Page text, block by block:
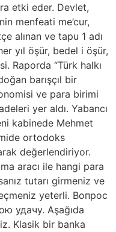
etki eder. Devlet,
menfeati me’cur,
alınan ve tapu 1 adı
yıl öşür, bedel i öşür,
Raporda “Türk halkı
barışçıl bir
ve para birimi
yer aldı. Yabancı
kabinede Mehmet
ortodoks
değerlendiriyor.
aracı ile hangi para
tutarı girmeniz ve
yeterli. Вопрос
удачу. Aşağıda
Klasik bir banka